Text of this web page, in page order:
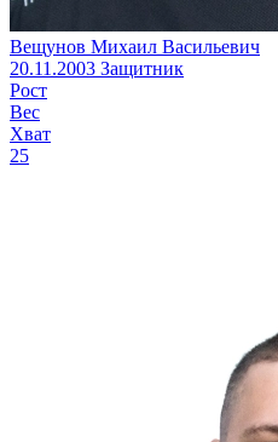
Вещунов Михаил Васильевич
20.11.2003 Защитник
Рост
Вес
Хват
25